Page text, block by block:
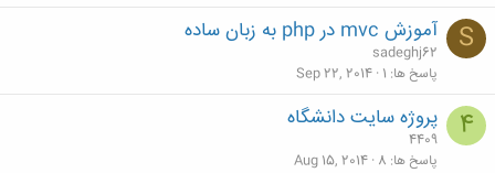
S آموزش mvc در php به زبان ساده
sadeghj62
پاسخ ها 1
Sep 22, 2014
4 پروژه سایت دانشگاه
4409
پاسخ ها 8
Aug 15, 2014